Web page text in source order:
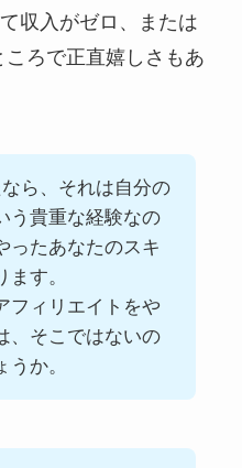
収入がゼロ、または
ろで正直嬉しさもあ
ら、それは自分の
う貴重な経験なの
ったあなたのスキ
す。
フィリエイトをや
、そこではないの
か。